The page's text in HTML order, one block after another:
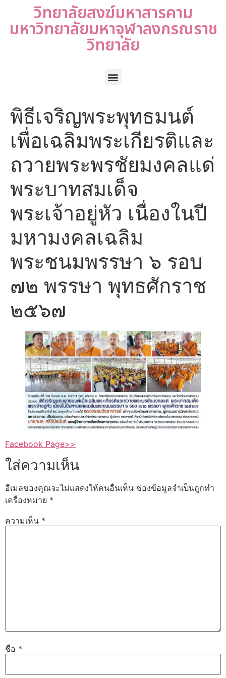
วิทยาลัยสงฆ์มหาสารคาม
มหาวิทยาลัยมหาจุฬาลงกรณราช
วิทยาลัย
พิธีเจริญพระพุทธมนต์
เพื่อเฉลิมพระเกียรติและ
ถวายพระพรชัยมงคลแด่
พระบาทสมเด็จ
พระเจ้าอยู่หัว เนื่องในปี
มหามงคลเฉลิม
พระชนมพรรษา ๖ รอบ
๗๒ พรรษา พุทธศักราช
๒๕๖๗
Facebook Page>>
ใส่ความเห็น
อีเมลของคุณจะไม่แสดงให้คนอื่นเห็น ช่องข้อมูลจำเป็นถูกทำ
เครื่องหมาย *
ความเห็น *
ชื่อ *